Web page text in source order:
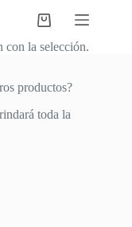
Carro
compra
con la selección.
productos?
toda la